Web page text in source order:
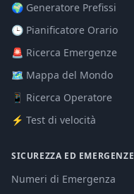
🌍 Generatore Prefissi
🕒 Pianificatore Orario
🚨 Ricerca Emergenze
🗺️ Mappa del Mondo
📱 Ricerca Operatore
⚡ Test di velocità
SICUREZZA ED EMERGENZE
Numeri di Emergenza